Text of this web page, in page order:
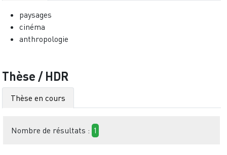
paysages
cinéma
anthropologie
Thèse / HDR
Thèse en cours
Nombre de résultats : 1